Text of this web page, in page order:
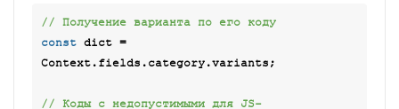
// Получение варианта по его коду
const dict =
Context.fields.category.variants;
// Коды с недопустимыми для JS-